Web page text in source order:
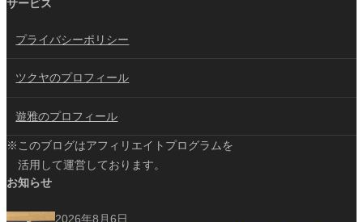
サービス
プライバシーポリシー
ツクヤのプロフィール
遊雅のプロフィール
※このブログはアフィリエイトプログラムを
活用して運営しております。
お知らせ
2026年8月6日